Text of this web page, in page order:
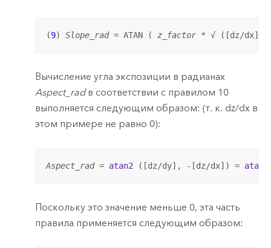
(9) Slope_rad = ATAN ( z_factor * √ ([dz/dx]
Вычисление угла экспозиции в радианах
Aspect_radв соответствии с правилом 10
выполняется следующим образом: (т. к. dz/dx в
этом примере не равно 0):
Aspect_rad = atan2 ([dz/dy], -[dz/dx]) = atan2
Поскольку это значение меньше 0, эта часть
правила применяется следующим образом: